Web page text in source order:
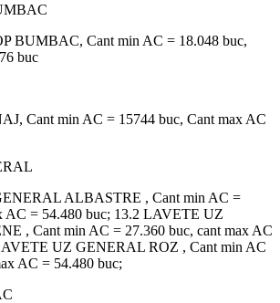
BUMBAC, Cant min AC = 18.048 buc,
buc
Cant min AC = 15744 buc, Cant max AC
ALBASTRE , Cant min AC =
AC = 54.480 buc; 13.2 LAVETE UZ
, Cant min AC = 27.360 buc, cant max AC
UZ GENERAL ROZ , Cant min AC
AC = 54.480 buc;